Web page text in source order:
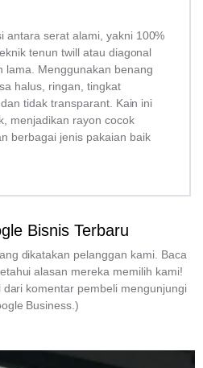
antara serat alami, yakni 100%
tenun twill atau diagonal
lama. Menggunakan benang
halus, ringan, tingkat
tidak transparant. Kain ini
menjadikan rayon cocok
berbagai jenis pakaian baik
Bisnis Terbaru
dikatakan pelanggan kami. Baca
alasan mereka memilih kami!
komentar pembeli mengunjungi
Business.)